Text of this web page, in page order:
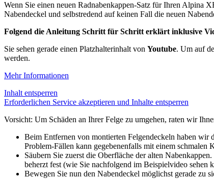
Wenn Sie einen neuen Radnabenkappen-Satz für Ihren Alpina
Nabendeckel und selbstredend auf keinen Fall die neuen
Folgend die Anleitung Schritt für Schritt erklärt inklusive
Sie sehen gerade einen Platzhalterinhalt von Youtube. Um auf
werden.
Mehr Informationen
Inhalt entsperren
Erforderlichen Service akzeptieren und Inhalte entsperren
Vorsicht: Um Schäden an Ihrer Felge zu umgehen, raten wir
Beim Entfernen von montierten Felgendeckeln haben
Problem-Fällen kann gegebenenfalls mit einem schmalen
Säubern Sie zuerst die Oberfläche der alten
beherzt fest (wie Sie nachfolgend im Beispielvideo sehen
Bewegen Sie nun den Nabendeckel möglichst gerade zu